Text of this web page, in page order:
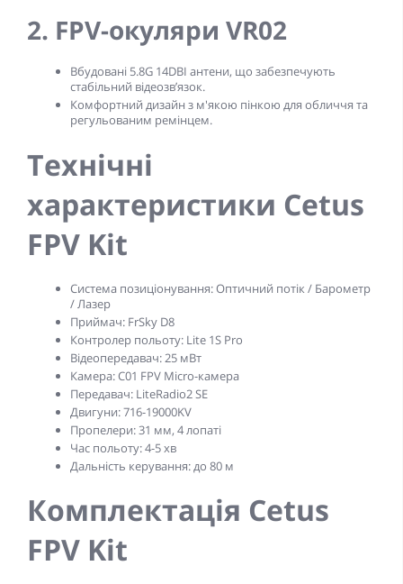
2. FPV-окуляри VR02
Вбудовані 5.8G 14DBI антени, що забезпечують
стабільний відеозв’язок.
Комфортний дизайн з м'якою пінкою для обличчя та
регульованим ремінцем.
Технічні
характеристики Cetus
FPV Kit
Система позиціонування:Оптичний потік / Барометр
/ Лазер
Приймач: FrSky D8
Контролер польоту: Lite 1S Pro
Відеопередавач:25 мВт
Камера:C01 FPV Micro-камера
Передавач: LiteRadio2 SE
Двигуни:716-19000KV
Пропелери:31 мм, 4 лопаті
Час польоту:4-5 хв
Дальність керування:до 80 м
Комплектація Cetus
FPV Kit